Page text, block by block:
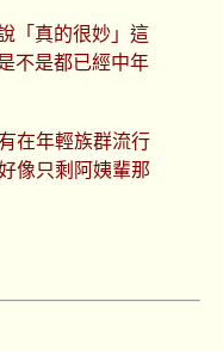
「真的很妙」這
不是都已經中年
在年輕族群流行
像只剩阿姨輩那